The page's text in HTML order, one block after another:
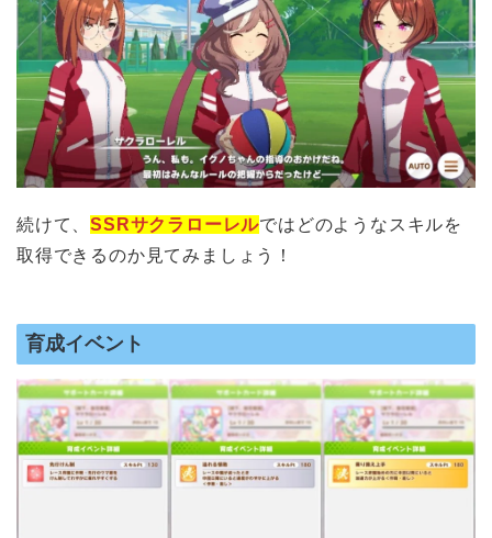
続けて、SSRサクラローレルではどのようなスキルを
取得できるのか見てみましょう！
育成イベント